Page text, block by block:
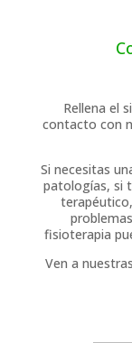
Rellena el
contacto con
Si necesitas
patologías, si
fisioterapia
Ven a